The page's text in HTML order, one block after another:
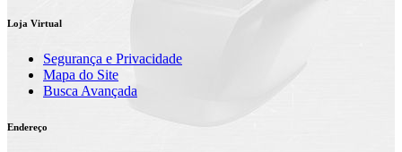
Loja Virtual
Segurança e Privacidade
Mapa do Site
Busca Avançada
Endereço